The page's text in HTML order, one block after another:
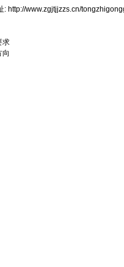
: http://www.zgjtjjzzs.cn/
求
向